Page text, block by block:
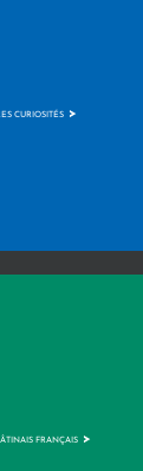
CURIOSITÉS >
FRANÇAIS >